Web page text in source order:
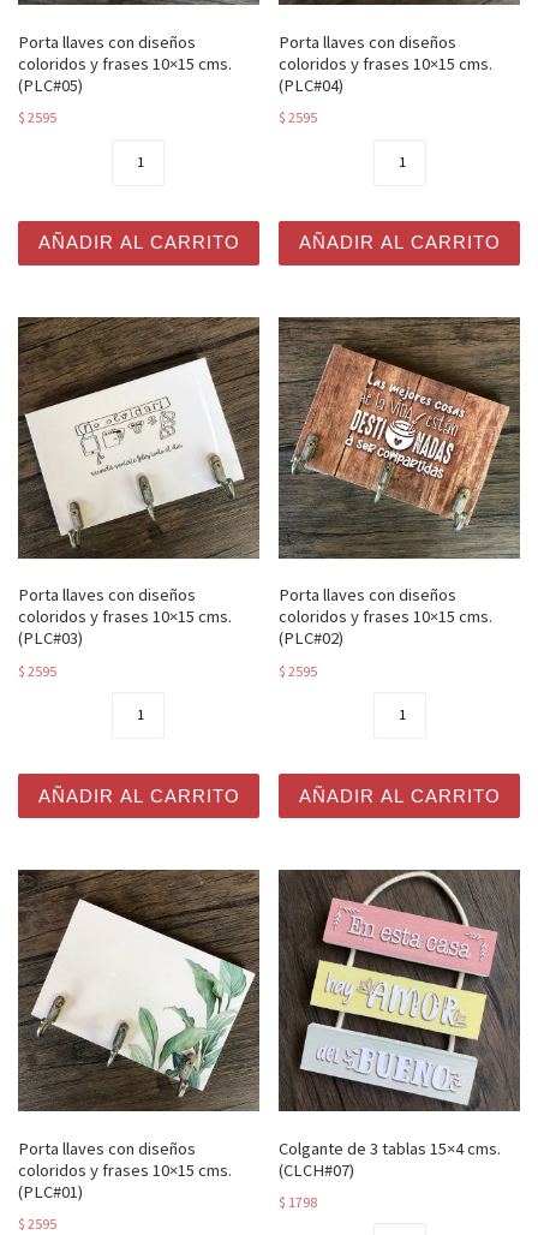
Porta llaves con diseños
coloridos y frases 10×15 cms.
(PLC#05)
$ 2595
AÑADIR AL CARRITO
Porta llaves con diseños
coloridos y frases 10×15 cms.
(PLC#04)
$ 2595
AÑADIR AL CARRITO
Porta llaves con diseños
coloridos y frases 10×15 cms.
(PLC#03)
$ 2595
AÑADIR AL CARRITO
Porta llaves con diseños
coloridos y frases 10×15 cms.
(PLC#02)
$ 2595
AÑADIR AL CARRITO
Porta llaves con diseños
coloridos y frases 10×15 cms.
(PLC#01)
$ 2595
Colgante de 3 tablas 15×4 cms.
(CLCH#07)
$ 1798